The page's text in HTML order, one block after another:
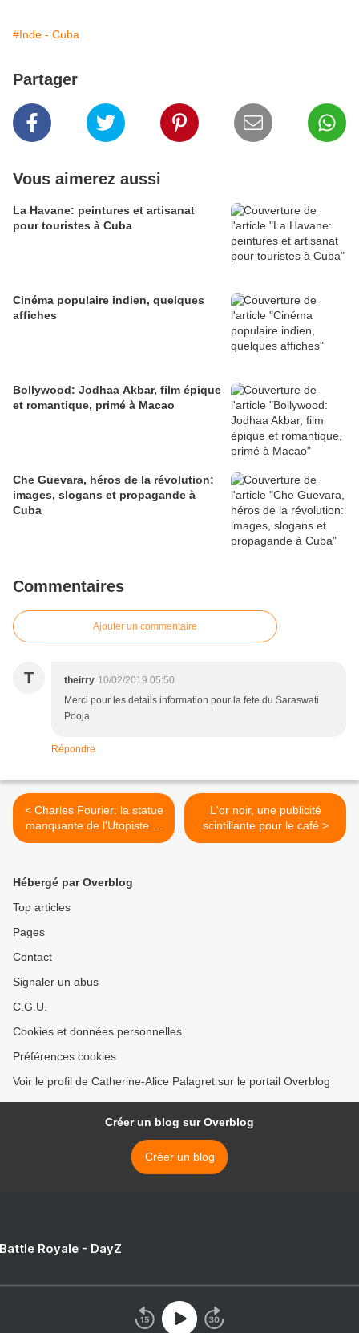
#Inde - Cuba
Partager
Vous aimerez aussi
La Havane: peintures et artisanat
pour touristes à Cuba
Cinéma populaire indien, quelques
affiches
Bollywood: Jodhaa Akbar, film épique
et romantique, primé à Macao
Che Guevara, héros de la révolution:
images, slogans et propagande à
Cuba
Commentaires
Ajouter un commentaire
T theirry 10/02/2019 05:50
Merci pour les details information pour la fete du Saraswati
Pooja
Répondre
< Charles Fourier: la statue
manquante de l'Utopiste et
la cabine de verre
L'or noir, une publicité
scintillante pour le café >
Hébergé par Overblog
Top articles
Pages
Contact
Signaler un abus
C.G.U.
Cookies et données personnelles
Préférences cookies
Voir le profil de Catherine-Alice Palagret sur le portail Overblog
Créer un blog sur Overblog
Créer un blog
Royale - DayZ